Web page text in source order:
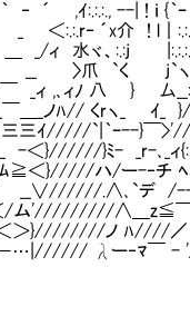
--| ! ｉ {｀ｰ
´x介 ! l｜:.:.:.）
ィ 水ヾ、:.:j |:.:.:.
爪 `く j`ヽ、
,､ィﾉ 八 } 厶__:.:
ノﾊ// くrヽ_ ｲ_ }/ﾊ
三ｲ/////`|｀ｰ--}￣>'//人
}//////}ﾐ- _r-､_ィ{:.:.:.:.
}/////ハ/ー-‐チ ﾍ
.∧､`デ /--{＼
/ム'/////////∧＿z≦￣ﾊ
}////////ノ ﾊ////／ .入
λー‐ﾏ￣ - '//ハ